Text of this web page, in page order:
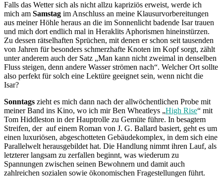
Falls das Wetter sich als nicht allzu kapriziös erweist, werde ich
mich am Samstag im Anschluss an meine Klausurvorbereitungen
aus meiner Höhle heraus an die im Sonnenlicht badende Isar trauen
und mich dort endlich mal in Heraklits Aphorismen hineinstürzen.
Zu dessen rätselhaften Sprüchen, mit denen er schon seit tausenden
von Jahren für besonders schmerzhafte Knoten im Kopf sorgt, zählt
unter anderem auch der Satz „Man kann nicht zweimal in denselben
Fluss steigen, denn andere Wasser strömen nach“. Welcher Ort sollte
also perfekt für solch eine Lektüre geeignet sein, wenn nicht die
Isar?
Sonntags zieht es mich dann nach der allwöchentlichen Probe mit
meiner Band ins Kino, wo ich mir Ben Wheatleys „High Rise“ mit
Tom Hiddleston in der Hauptrolle zu Gemüte führe. In besagtem
Streifen, der auf einem Roman von J. G. Ballard basiert, geht es um
einen luxuriösen, abgeschotteten Gebäudekomplex, in dem sich eine
Parallelwelt herausgebildet hat. Die Handlung nimmt ihren Lauf, als
letzterer langsam zu zerfallen beginnt, was wiederum zu
Spannungen zwischen seinen Bewohnern und damit auch
zahlreichen sozialen sowie ökonomischen Fragestellungen führt.